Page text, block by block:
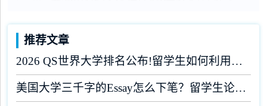
推荐文章
2026 QS世界大学排名公布!留学生如何利用榜单做好学业规划?
美国大学三千字的Essay怎么下笔？留学生论文辅导